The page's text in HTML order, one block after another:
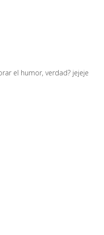
el humor, verdad? jejeje